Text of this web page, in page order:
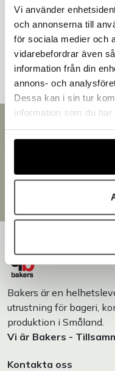
Vi använder
och annonserna till
för sociala medier och
vidarebefordrar även
information från din
annons- och
Dessa kan i sin tur
information som du
Andra kunder
Leverans inom 3-5
Egen produktion
Designat och
Bakers är en
utrustning för bageri,
produktion i Småland.
Vi är Bakers -
Kontakta oss
Handlar du